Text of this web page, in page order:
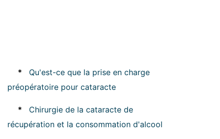
*
Qu'est-ce que la prise en charge
préopératoire pour cataracte
*
Chirurgie de la cataracte de
récupération et la consommation d'alcool